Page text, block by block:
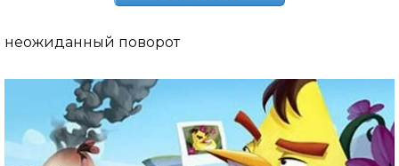
неожиданный поворот